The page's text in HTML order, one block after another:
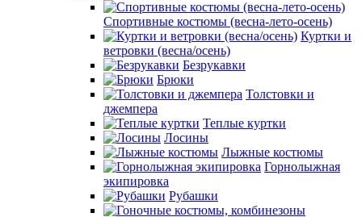
Спортивные костюмы (весна-лето-осень)
Куртки и
ветровки (весна/осень)
Безрукавки
Брюки
Толстовки и
джемпера
Теплые куртки
Лосины
Лыжные костюмы
Горнолыжная
экипировка
Рубашки